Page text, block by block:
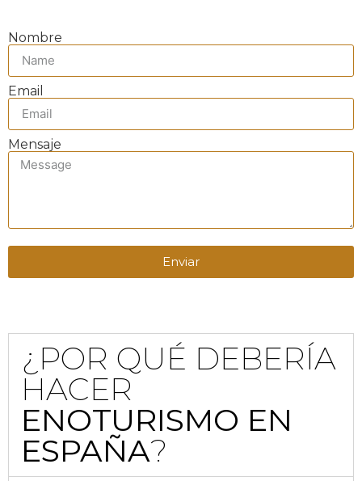
Nombre
Email
Mensaje
Enviar
¿POR QUÉ DEBERÍA
HACER
ENOTURISMO EN
ESPAÑA?